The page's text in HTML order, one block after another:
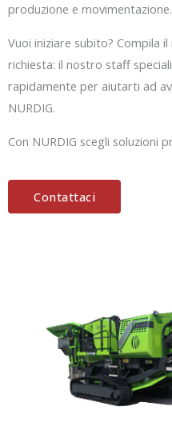
produzione e movimentazione.
Vuoi iniziare subito? Compila
richiesta: il nostro staff
rapidamente per aiutarti ad
NURDIG.
Con NURDIG scegli soluzioni
Contattaci